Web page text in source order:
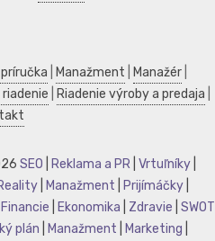
Manažment Manažér
Riadenie výroby a predaja
SEO Reklama a PR Vrtuľníky
Manažment Prijímáčky
Financie Ekonomika Zdravie SWOT
plán
Manažment Marketing